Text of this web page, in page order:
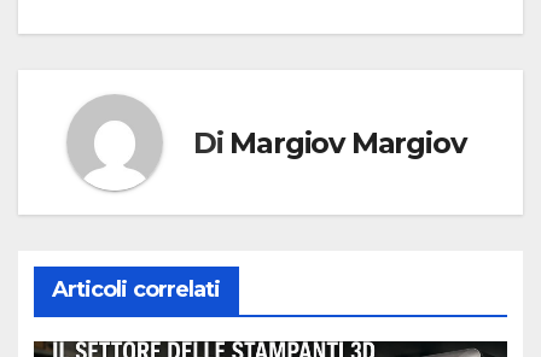
Di Margiov Margiov
Articoli correlati